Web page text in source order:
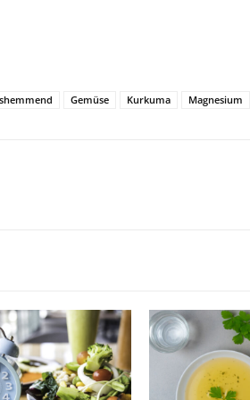
Gemüse Kurkuma Magnesium